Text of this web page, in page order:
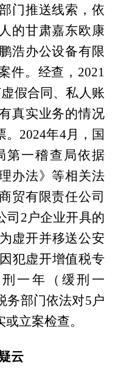
门推送线索，依
的甘肃嘉东欧康
浩办公设备有限
件。经查，2021
假合同、私人账
真实业务的情况
2024年4月，国
第一稽查局依据
办法》等相关法
贸有限责任公司
司2户企业开具的
虚开并移送公安
犯虚开增值税专
一年（缓刑一
务部门依法对5户
立案检查。
云